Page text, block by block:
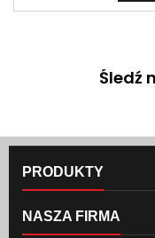
Śledź
PRODUKTY
NASZA FIRMA